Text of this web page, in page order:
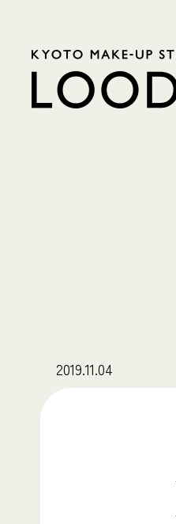
2019.11.04